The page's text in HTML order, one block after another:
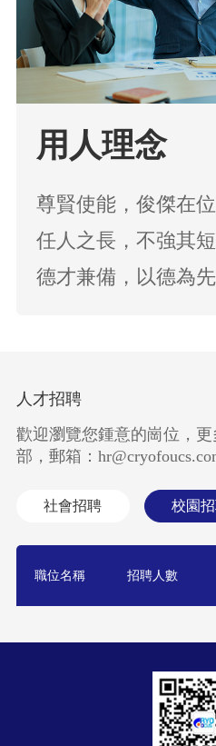
用人理念
尊賢使能，俊傑在位
任人之長，不強其短
德才兼備，以德為先
人才招聘
歡迎瀏覽您鍾意的崗位，
部，郵箱：
社會招聘 校園
職位名稱 招聘人數